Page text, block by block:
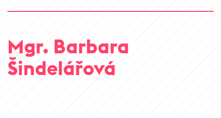
Mgr. Barbara
Šindelářová